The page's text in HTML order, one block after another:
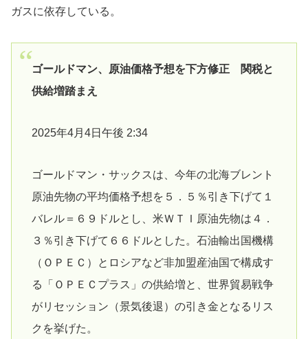
ガスに依存している。
ゴールドマン、原油価格予想を下方修正 関税と
供給増踏まえ
2025年4月4日午後 2:34
ゴールドマン・サックスは、今年の北海ブレント
原油先物の平均価格予想を５．５％引き下げて１
バレル＝６９ドルとし、米ＷＴＩ原油先物は４．
３％引き下げて６６ドルとした。石油輸出国機構
（ＯＰＥＣ）とロシアなど非加盟産油国で構成す
る「ＯＰＥＣプラス」の供給増と、世界貿易戦争
がリセッション（景気後退）の引き金となるリス
クを挙げた。